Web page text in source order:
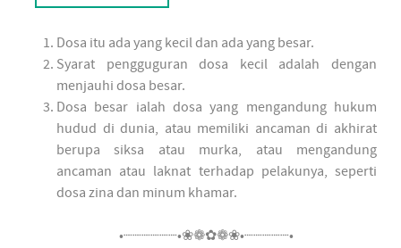
Dosa itu ada yang kecil dan ada yang besar.
Syarat pengguguran dosa kecil adalah dengan
menjauhi dosa besar.
Dosa besar ialah dosa yang mengandung hukum
hudud di dunia, atau memiliki ancaman di akhirat
berupa siksa atau murka, atau mengandung
ancaman atau laknat terhadap pelakunya, seperti
dosa zina dan minum khamar.
•┈┈┈┈┈┈•❀❁✿❁❀•┈┈┈┈┈•